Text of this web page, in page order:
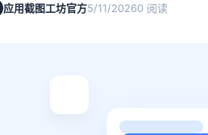
应用截图工坊官方5/11/20260 阅读